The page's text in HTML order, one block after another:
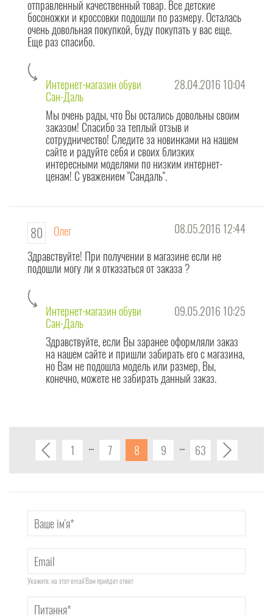
отправленный качественный товар. Все детские
босоножки и кроссовки подошли по размеру. Осталась
очень довольная покупкой, буду покупать у вас еще.
Еще раз спасибо.
Интернет-магазин обуви
Сан-Даль
28.04.2016 10:04
Мы очень рады, что Вы остались довольны своим
заказом! Спасибо за теплый отзыв и
сотрудничество! Следите за новинками на нашем
сайте и радуйте себя и своих близких
интересными моделями по низким интернет-
ценам! С уважением "Сандаль".
80 Олег
08.05.2016 12:44
Здравствуйте! При получении в магазине если не
подошли могу ли я отказаться от заказа ?
Интернет-магазин обуви
Сан-Даль
09.05.2016 10:25
Здравствуйте, если Вы заранее оформляли заказ
на нашем сайте и пришли забирать его с магазина,
но Вам не подошла модель или размер, Вы,
конечно, можете не забирать данный заказ.
1 7 8 9 63
Укажите, на этот email Вам прийдет ответ